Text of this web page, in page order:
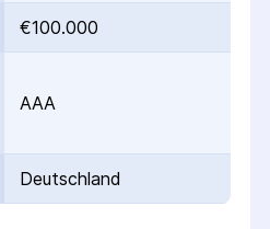
€100.000
AAA
Deutschland